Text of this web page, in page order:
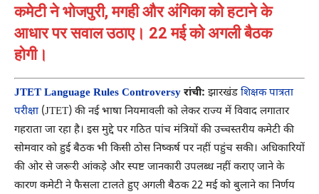
कमेटी ने भोजपुरी, मगही और अंगिका को हटाने के
आधार पर सवाल उठाए। 22 मई को अगली बैठक
होगी।
JTET Language Rules Controversy रांची: झारखंड शिक्षक पात्रता
परीक्षा(JTET) की नई भाषा नियमावली को लेकर राज्य में विवाद लगातार
गहराता जा रहा है। इस मुद्दे पर गठित पांच मंत्रियों की उच्चस्तरीय कमेटी की
सोमवार को हुई बैठक भी किसी ठोस निष्कर्ष पर नहीं पहुंच सकी। अधिकारियों
की ओर से जरूरी आंकड़े और स्पष्ट जानकारी उपलब्ध नहीं कराए जाने के
कारण कमेटी ने फैसला टालते हुए अगली बैठक 22 मई को बुलाने का निर्णय